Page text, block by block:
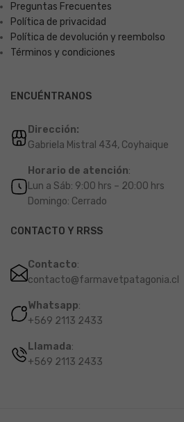
Preguntas Frecuentes
Política de privacidad
Política de devolución y reembolso
Términos y condiciones
ENCUÉNTRANOS
Dirección:
Gabriela Mistral 434, Coyhaique
Horario de atención:
Lun a Sáb: 9:00 hrs – 20:00 hrs
Domingo: Cerrado
CONTACTO Y RRSS
Contacto:
contacto@farmavetpatagonia.cl
Whatsapp:
+569 2113 2433
Llamada:
+569 2113 2433